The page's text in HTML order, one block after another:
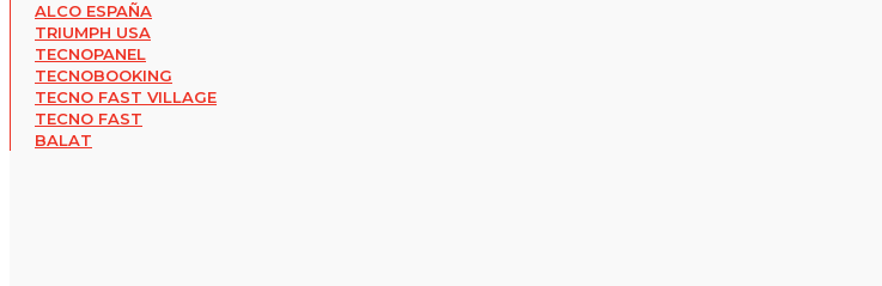
ALCO ESPAÑA
TRIUMPH USA
TECNOPANEL
TECNOBOOKING
TECNO FAST VILLAGE
TECNO FAST
BALAT